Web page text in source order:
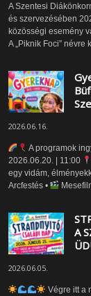
A Szentesi
és szervezésében
közösségi esemény
A „Piknik Foci” névre
2026.06.16.
A programok
2026.06.20. | 11:00
egy vidám,
Arcfestés •
A
2026.06.05.
Végre itt a